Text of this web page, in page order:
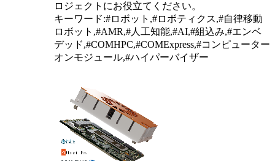
ロジェクトにお役立てください。
キーワード:#ロボット,#ロボティクス,#自律移動
ロボット,#AMR,#人工知能,#AI,#組込み,#エンベ
デッド,#COMHPC,#COMExpress,#コンピューター
オンモジュール,#ハイパーバイザー